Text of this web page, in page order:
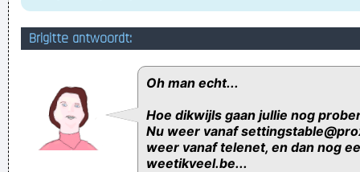
Brigitte antwoordt:
Oh man echt...
Hoe dikwijls gaan jullie nog
Nu weer vanaf
weer vanaf telenet, en dan nog
weetikveel.be...